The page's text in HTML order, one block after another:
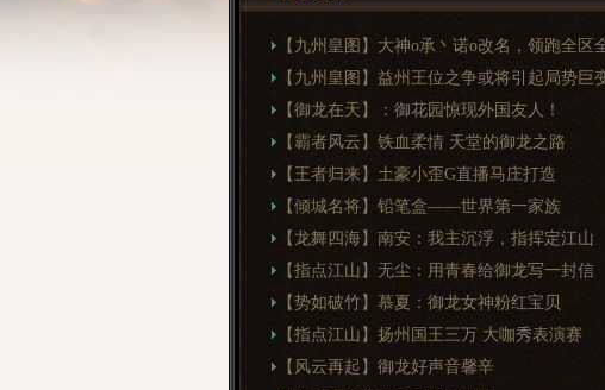
【九州皇图】大神o承丶诺o改名，领跑全区
【九州皇图】益州王位之争或将引起局势巨
【御龙在天】：御花园惊现外国友人！
【霸者风云】铁血柔情 天堂的御龙之路
【王者归来】土豪小歪G直播马庄打造
【倾城名将】铅笔盒——世界第一家族
【龙舞四海】南安：我主沉浮，指挥定江山
【指点江山】无尘：用青春给御龙写一封信
【势如破竹】慕夏：御龙女神粉红宝贝
【指点江山】扬州国王三万 大咖秀表演赛
【风云再起】御龙好声音馨辛